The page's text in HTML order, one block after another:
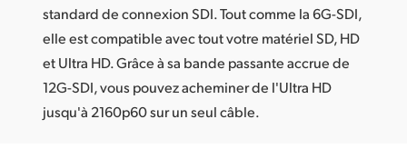
Turkey
Ukraine
standard de connexion SDI. Tout comme la 6G-SDI,
elle est compatible avec tout votre matériel SD, HD
et Ultra HD. Grâce à sa bande passante accrue de
12G-SDI, vous pouvez acheminer de l'Ultra HD
jusqu'à 2160p60 sur un seul câble.